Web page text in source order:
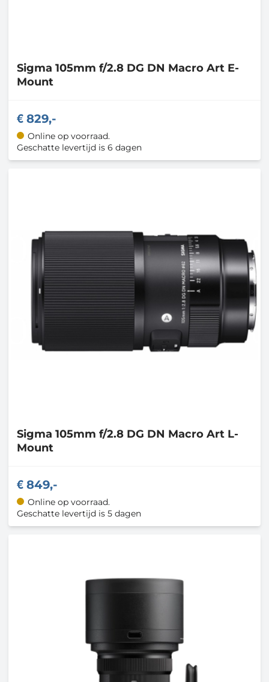
Sigma 105mm f/2.8 DG DN Macro Art E-
Mount
829,-
Online op voorraad.
Geschatte levertijd is 6 dagen
Sigma 105mm f/2.8 DG DN Macro Art L-
Mount
849,-
Online op voorraad.
Geschatte levertijd is 5 dagen